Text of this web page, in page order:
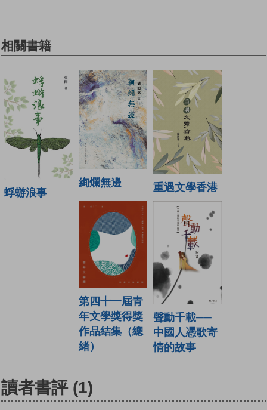
相關書籍
蜉蝣浪事
絢爛無邊 重遇文學香港
第四十一屆青
年文學獎得獎
作品結集（總
緒）
聲動千載──
中國人憑歌寄
情的故事
讀者書評 (1)